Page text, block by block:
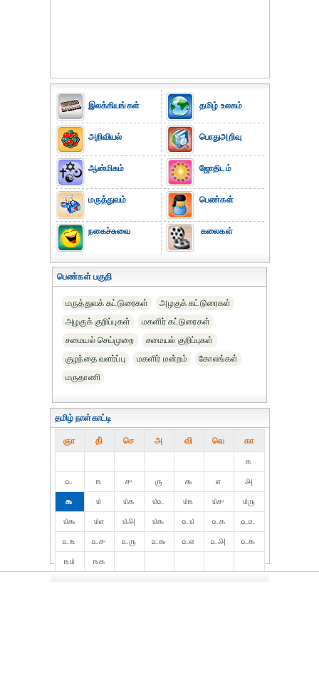
இலக்கியங்கள்
அறிவியல்
ஆன்மிகம்
மருத்துவம்
நகைச்சுவை
தமிழ் உலகம்
பொதுஅறிவு
ஜோதிடம்
பெண்கள்
கலைகள்
பெண்கள் பகுதி
மருத்துவக் கட்டுரைகள்
அழகுக் கட்டுரைகள்
அழகுக் குறிப்புகள்
மகளிர் கட்டுரைகள்
சமையல் செய்முறை
சமையல் குறிப்புகள்
குழந்தை வளர்ப்பு
மகளிர் மன்றம்
கோலங்கள்
மருதாணி
தமிழ் நாள்காட்டி
ஞா தி் செ அ வி வெ கா
௧
௨
௩ ௪ ௫ ௬ ௭
௮
௯
௰ ௰௧ ௰௨ ௰௩ ௰௪
௰௫
௰௬
௰௭ ௰௮ ௰௯ ௨௰ ௨௧
௨௨
௨௩
௨௪ ௨௫ ௨௬ ௨௭ ௨௮
௨௯
௩௰
௩௧